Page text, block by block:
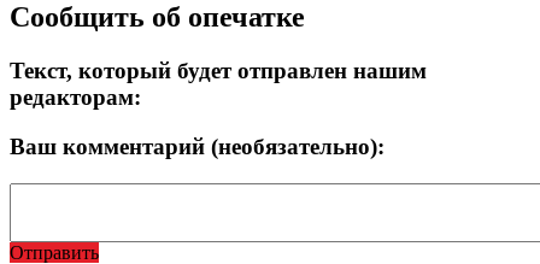
Сообщить об опечатке
Текст, который будет отправлен нашим
редакторам:
Ваш комментарий (необязательно):
Отправить